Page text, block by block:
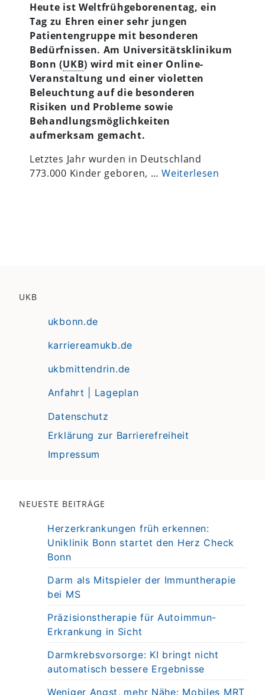
Heute ist Weltfrühgeborenentag, ein
Tag zu Ehren einer sehr jungen
Patientengruppe mit besonderen
Bedürfnissen. Am Universitätsklinikum
Bonn (UKB) wird mit einer Online-
Veranstaltung und einer violetten
Beleuchtung auf die besonderen
Risiken und Probleme sowie
Behandlungsmöglichkeiten
aufmerksam gemacht.
Letztes Jahr wurden in Deutschland
773.000 Kinder geboren, …Weiterlesen
UKB
ukbonn.de
karriereamukb.de
ukbmittendrin.de
Anfahrt | Lageplan
Datenschutz
Erklärung zur Barrierefreiheit
Impressum
NEUESTE BEITRÄGE
Herzerkrankungen früh erkennen:
Uniklinik Bonn startet den Herz Check
Bonn
Darm als Mitspieler der Immuntherapie
bei MS
Präzisionstherapie für Autoimmun-
Erkrankung in Sicht
Darmkrebsvorsorge: KI bringt nicht
automatisch bessere Ergebnisse
Weniger Angst, mehr Nähe: Mobiles MRT